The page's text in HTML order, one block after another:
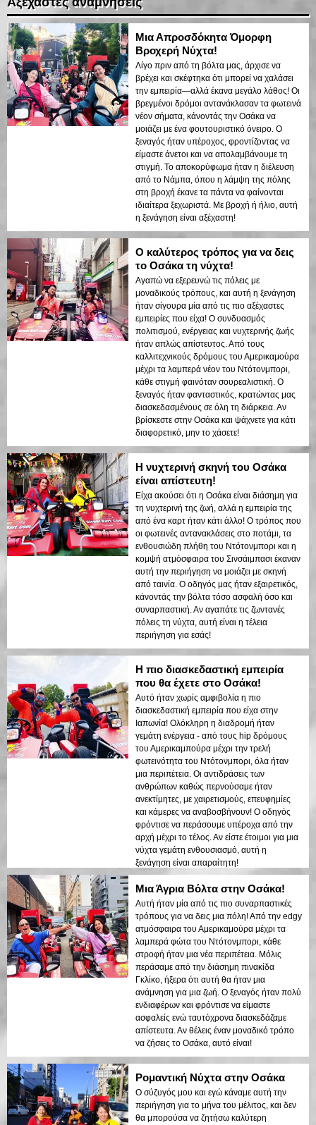
Μια Απροσδόκητα Όμορφη
Βροχερή Νύχτα!
Λίγο πριν από τη βόλτα μας, άρχισε να
βρέχει και σκέφτηκα ότι μπορεί να χαλάσει
την εμπειρία—αλλά έκανα μεγάλο λάθος! Οι
βρεγμένοι δρόμοι αντανάκλασαν τα φωτεινά
νέον σήματα, κάνοντάς την Οσάκα να
μοιάζει με ένα φουτουριστικό όνειρο. Ο
ξεναγός ήταν υπέροχος, φροντίζοντας να
είμαστε άνετοι και να απολαμβάνουμε τη
στιγμή. Το αποκορύφωμα ήταν η διέλευση
από το Νάμπα, όπου η λάμψη της πόλης
στη βροχή έκανε τα πάντα να φαίνονται
ιδιαίτερα ξεχωριστά. Με βροχή ή ήλιο, αυτή
η ξενάγηση είναι αξέχαστη!
Ο καλύτερος τρόπος για να δεις
το Οσάκα τη νύχτα!
Αγαπώ να εξερευνώ τις πόλεις με
μοναδικούς τρόπους, και αυτή η ξενάγηση
ήταν σίγουρα μία από τις πιο αξέχαστες
εμπειρίες που είχα! Ο συνδυασμός
πολιτισμού, ενέργειας και νυχτερινής ζωής
ήταν απλώς απίστευτος. Από τους
καλλιτεχνικούς δρόμους του Αμερικαμούρα
μέχρι τα λαμπερά νέον του Ντότονμπορι,
κάθε στιγμή φαινόταν σουρεαλιστική. Ο
ξεναγός ήταν φανταστικός, κρατώντας μας
διασκεδασμένους σε όλη τη διάρκεια. Αν
βρίσκεστε στην Οσάκα και ψάχνετε για κάτι
διαφορετικό, μην το χάσετε!
Η νυχτερινή σκηνή του Οσάκα
είναι απίστευτη!
Είχα ακούσει ότι η Οσάκα είναι διάσημη για
τη νυχτερινή της ζωή, αλλά η εμπειρία της
από ένα καρτ ήταν κάτι άλλο! Ο τρόπος που
οι φωτεινές αντανακλάσεις στο ποτάμι, τα
ενθουσιώδη πλήθη του Ντότονμπορι και η
κομψή ατμόσφαιρα του Σινσάιμπασι έκαναν
αυτή την περιήγηση να μοιάζει με σκηνή
από ταινία. Ο οδηγός μας ήταν εξαιρετικός,
κάνοντάς την βόλτα τόσο ασφαλή όσο και
συναρπαστική. Αν αγαπάτε τις ζωντανές
πόλεις τη νύχτα, αυτή είναι η τέλεια
περιήγηση για εσάς!
Η πιο διασκεδαστική εμπειρία
που θα έχετε στο Οσάκα!
Αυτό ήταν χωρίς αμφιβολία η πιο
διασκεδαστική εμπειρία που είχα στην
Ιαπωνία! Ολόκληρη η διαδρομή ήταν
γεμάτη ενέργεια - από τους hip δρόμους
του Αμερικαμπούρα μέχρι την τρελή
φωτεινότητα του Ντότονμπορι, όλα ήταν
μια περιπέτεια. Οι αντιδράσεις των
ανθρώπων καθώς περνούσαμε ήταν
ανεκτίμητες, με χαιρετισμούς, επευφημίες
και κάμερες να αναβοσβήνουν! Ο οδηγός
φρόντισε να περάσουμε υπέροχα από την
αρχή μέχρι το τέλος. Αν είστε έτοιμοι για μια
νύχτα γεμάτη ενθουσιασμό, αυτή η
ξενάγηση είναι απαραίτητη!
Μια Άγρια Βόλτα στην Οσάκα!
Αυτή ήταν μία από τις πιο συναρπαστικές
τρόπους για να δεις μια πόλη! Από την edgy
ατμόσφαιρα του Αμερικαμούρα μέχρι τα
λαμπερά φώτα του Ντότονμπορι, κάθε
στροφή ήταν μια νέα περιπέτεια. Μόλις
περάσαμε από την διάσημη πινακίδα
Γκλίκο, ήξερα ότι αυτή θα ήταν μια
ανάμνηση για μια ζωή. Ο ξεναγός ήταν πολύ
ενδιαφέρων και φρόντισε να είμαστε
ασφαλείς ενώ ταυτόχρονα διασκεδάζαμε
απίστευτα. Αν θέλεις έναν μοναδικό τρόπο
να ζήσεις το Οσάκα, αυτό είναι!
Ρομαντική Νύχτα στην Οσάκα
Ο σύζυγός μου και εγώ κάναμε αυτή την
περιήγηση για το μήνα του μέλιτος, και δεν
θα μπορούσα να ζητήσω καλύτερη